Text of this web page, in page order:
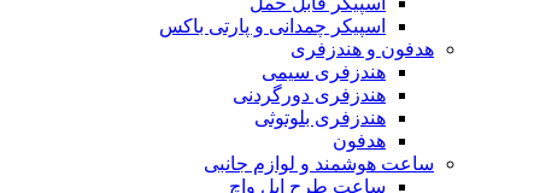
اسپیکر چمدانی و پارتی باکس
هدفون و هندزفری
هندزفری سیمی
هندزفری دورگردنی
هندزفری بلوتوثی
هدفون
ساعت هوشمند و لوازم جانبی
ساعت طرح اپل واچ